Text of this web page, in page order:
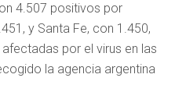
4.507 positivos por
y Santa Fe, con 1.450,
por el virus en las
la agencia argentina